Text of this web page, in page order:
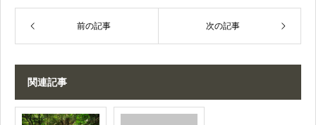
前の記事 次の記事
関連記事